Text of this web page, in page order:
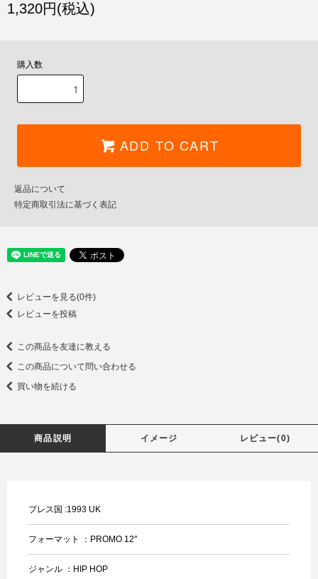
1,320円(税込)
購入数
ADD TO CART
返品について
特定商取引法に基づく表記
レビューを見る(0件)
レビューを投稿
この商品を友達に教える
この商品について問い合わせる
買い物を続ける
商品説明 イメージ レビュー(0)
プレス国 :1993 UK
フォーマット ：PROMO 12"
ジャンル ：HIP HOP